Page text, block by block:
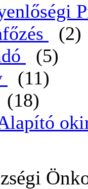
(2)
(5)
(11)
(18)